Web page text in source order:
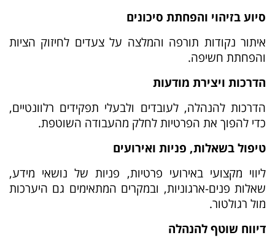
סיוע בזיהוי והפחתת סיכונים
איתור נקודות תורפה והמלצה על צעדים לחיזוק הציות
והפחתת חשיפה.
הדרכות ויצירת מודעות
הדרכות להנהלה, לעובדים ולבעלי תפקידים רלוונטיים,
כדי להפוך את הפרטיות לחלק מהעבודה השוטפת.
טיפול בשאלות, פניות ואירועים
ליווי מקצועי באירועי פרטיות, פניות של נושאי מידע,
שאלות פנים-ארגוניות, ובמקרים המתאימים גם היערכות
מול רגולטור.
דיווח שוטף להנהלה